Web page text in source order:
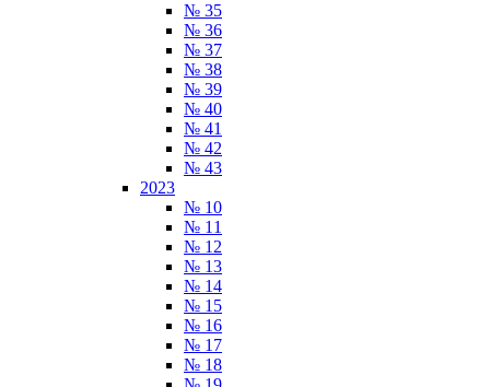
№ 35
№ 36
№ 37
№ 38
№ 39
№ 40
№ 41
№ 42
№ 43
2023
№ 10
№ 11
№ 12
№ 13
№ 14
№ 15
№ 16
№ 17
№ 18